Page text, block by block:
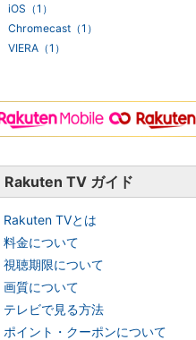
iOS（1）
Chromecast（1）
VIERA（1）
Rakuten TV ガイド
Rakuten TVとは
料金について
視聴期限について
画質について
テレビで見る方法
ポイント・クーポンについて